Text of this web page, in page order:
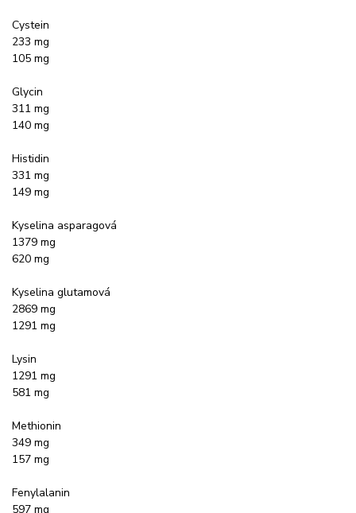
Cystein
233 mg
105 mg
Glycin
311 mg
140 mg
Histidin
331 mg
149 mg
Kyselina asparagová
1379 mg
620 mg
Kyselina glutamová
2869 mg
1291 mg
Lysin
1291 mg
581 mg
Methionin
349 mg
157 mg
Fenylalanin
597 mg